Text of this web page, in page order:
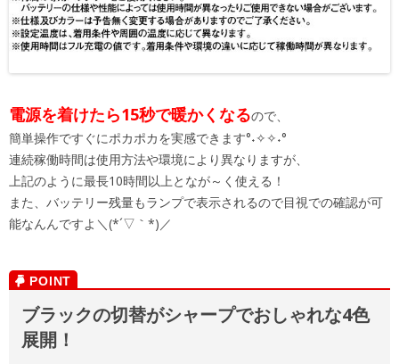
電源を着けたら15秒で暖かくなるので、
簡単操作ですぐにポカポカを実感できます°˖✧✧˖°
連続稼働時間は使用方法や環境により異なりますが、
上記のように最長10時間以上となが～く使える！
また、バッテリー残量もランプで表示されるので目視での確認が可
能なんんですよ＼(*´▽｀*)／
ブラックの切替がシャープでおしゃれな4色
展開！